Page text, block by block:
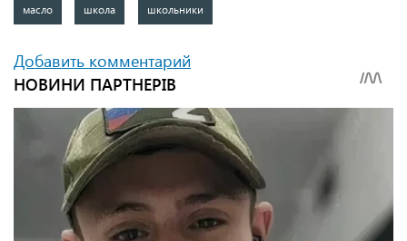
масло школа школьники
Добавить комментарий